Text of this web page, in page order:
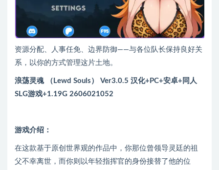
资源分配、人事任免、边界防御——与各位队长保持良好关
系，以你的方式管理这片土地。
浪荡灵魂 （Lewd Souls） Ver3.0.5 汉化+PC+安卓+同人
SLG游戏+1.19G 2606021052
游戏介绍：
在这款基于原创世界观的作品中，你那位曾领导灵廷的祖
父不幸离世，而你则以年轻指挥官的身份接替了他的位